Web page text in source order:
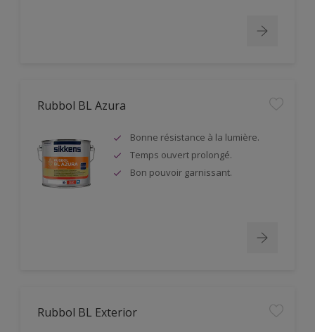
Rubbol BL Azura
Bonne résistance à la lumière.
Temps ouvert prolongé.
Bon pouvoir garnissant.
Rubbol BL Exterior